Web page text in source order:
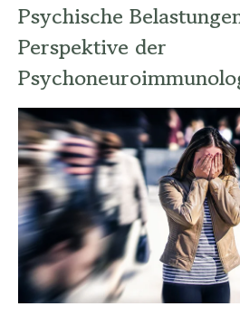
Psychische
Perspektive der